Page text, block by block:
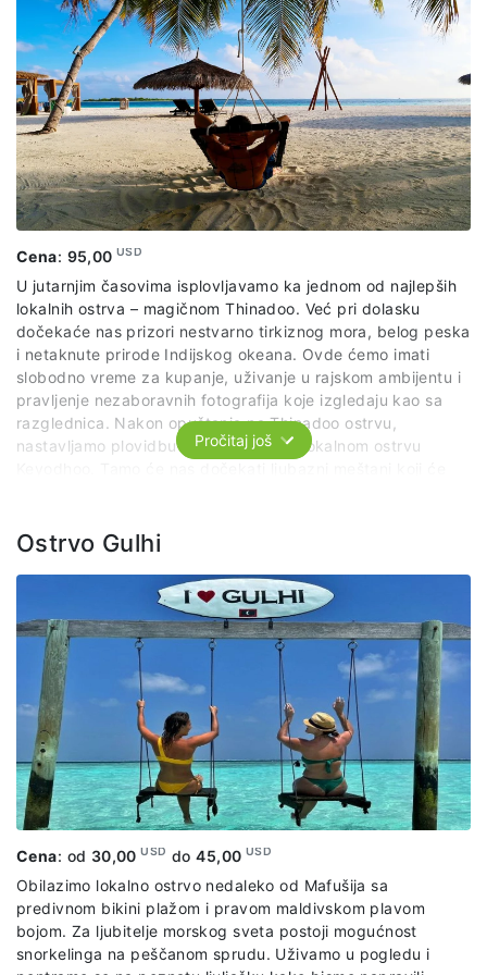
Paket ne uključuje:ručak.
Cena: 95,00USD
U jutarnjim časovima isplovljavamo ka jednom od najlepših
lokalnih ostrva – magičnom Thinadoo. Već pri dolasku
dočekaće nas prizori nestvarno tirkiznog mora, belog peska
i netaknute prirode Indijskog okeana. Ovde ćemo imati
slobodno vreme za kupanje, uživanje u rajskom ambijentu i
pravljenje nezaboravnih fotografija koje izgledaju kao sa
razglednica. Nakon opuštanja na Thinadoo ostrvu,
nastavljamo plovidbu ka autentičnom lokalnom ostrvu
ručka imaćemo još malo slobodnog vremena za šetnju i
Mafušiju.
Paket uključuje:organizovani prevoz po predviđenom
itinereru, ručak.
Pročitaj još
Ostrvo Gulhi
Cena: od 30,00USD do45,00 USD
Obilazimo lokalno ostrvo nedaleko od Mafušija sa
predivnom bikini plažom i pravom maldivskom plavom
bojom. Za ljubitelje morskog sveta postoji mogućnost
snorkelinga na peščanom sprudu. Uživamo u pogledu i